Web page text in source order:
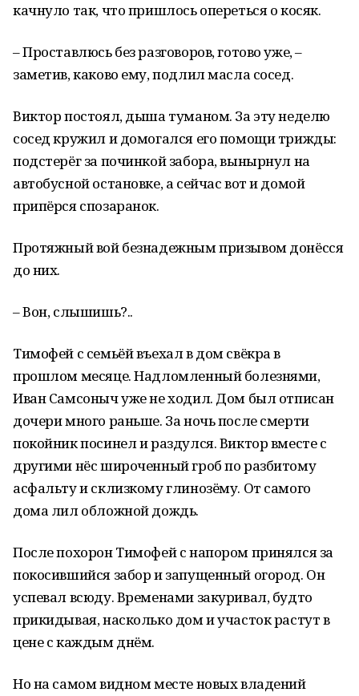
качнуло так, что пришлось опереться о косяк.
– Проставлюсь без разговоров, готово уже, –
заметив, каково ему, подлил масла сосед.
Виктор постоял, дыша туманом. За эту неделю
сосед кружил и домогался его помощи трижды:
подстерёг за починкой забора, вынырнул на
автобусной остановке, а сейчас вот и домой
припёрся спозаранок.
Протяжный вой безнадежным призывом донёсся
до них.
– Вон, слышишь?..
Тимофей с семьёй въехал в дом свёкра в
прошлом месяце. Надломленный болезнями,
Иван Самсоныч уже не ходил. Дом был отписан
дочери много раньше. За ночь после смерти
покойник посинел и раздулся. Виктор вместе с
другими нёс широченный гроб по разбитому
асфальту и склизкому глинозёму. От самого
дома лил обложной дождь.
После похорон Тимофей с напором принялся за
покосившийся забор и запущенный огород. Он
успевал всюду. Временами закуривал, будто
прикидывая, насколько дом и участок растут в
цене с каждым днём.
Но на самом видном месте новых владений